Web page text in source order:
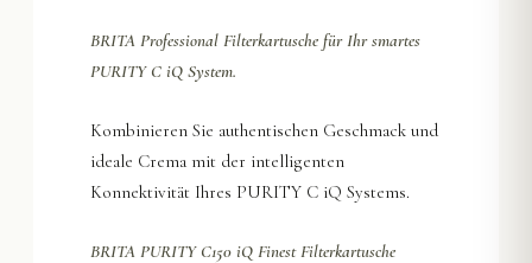
BRITA Professional Filterkartusche für Ihr smartes
PURITY C iQ System.
Kombinieren Sie authentischen Geschmack und
ideale Crema mit der intelligenten
Konnektivität Ihres PURITY C iQ Systems.
BRITA PURITY C150 iQ Finest Filterkartusche